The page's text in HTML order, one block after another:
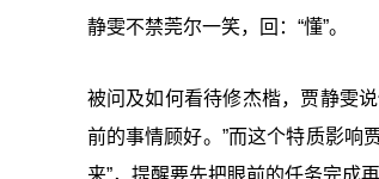
静雯不禁莞尔一笑，回：“懂”。
被问及如何看待修杰楷，贾静雯
前的事情顾好。”而这个特质影响
来”，提醒要先把眼前的任务完成